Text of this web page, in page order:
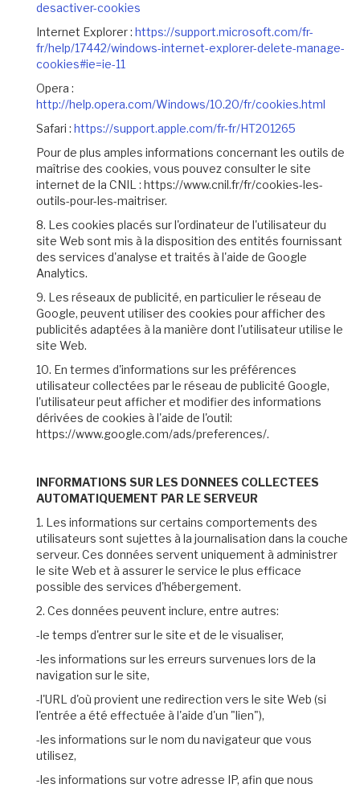
desactiver-cookies
Internet Explorer : https://support.microsoft.com/fr-
fr/help/17442/windows-internet-explorer-delete-manage-
cookies#ie=ie-11
Opera :
http://help.opera.com/Windows/10.20/fr/cookies.html
Safari : https://support.apple.com/fr-fr/HT201265
Pour de plus amples informations concernant les outils de
maîtrise des cookies, vous pouvez consulter le site
internet de la CNIL : https://www.cnil.fr/fr/cookies-les-
outils-pour-les-maitriser.
8. Les cookies placés sur l'ordinateur de l'utilisateur du
site Web sont mis à la disposition des entités fournissant
des services d'analyse et traités à l'aide de Google
Analytics.
9. Les réseaux de publicité, en particulier le réseau de
Google, peuvent utiliser des cookies pour afficher des
publicités adaptées à la manière dont l'utilisateur utilise le
site Web.
10. En termes d'informations sur les préférences
utilisateur collectées par le réseau de publicité Google,
l'utilisateur peut afficher et modifier des informations
dérivées de cookies à l'aide de l'outil:
https://www.google.com/ads/preferences/.
INFORMATIONS SUR LES DONNEES COLLECTEES
AUTOMATIQUEMENT PAR LE SERVEUR
1. Les informations sur certains comportements des
utilisateurs sont sujettes à la journalisation dans la couche
serveur. Ces données servent uniquement à administrer
le site Web et à assurer le service le plus efficace
possible des services d'hébergement.
2. Ces données peuvent inclure, entre autres:
-le temps d'entrer sur le site et de le visualiser,
-les informations sur les erreurs survenues lors de la
navigation sur le site,
-l'URL d'où provient une redirection vers le site Web (si
l'entrée a été effectuée à l'aide d'un "lien"),
-les informations sur le nom du navigateur que vous
utilisez,
-les informations sur votre adresse IP, afin que nous